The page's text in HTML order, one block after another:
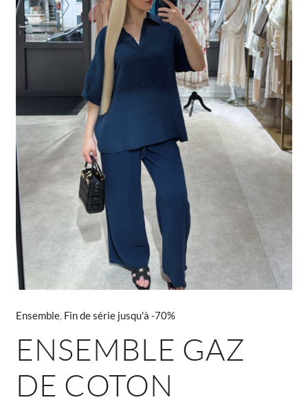
Ensemble, Fin de série jusqu'à -70%
ENSEMBLE GAZ
DE COTON